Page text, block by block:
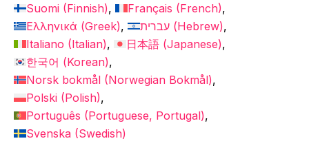
Suomi (Finnish) Français (French)
Ελληνικά (Greek) עברית (Hebrew)
Italiano (Italian) 日本語 (Japanese)
한국어 (Korean)
Norsk bokmål (Norwegian Bokmål)
Polski (Polish)
Português (Portuguese, Portugal)
Svenska (Swedish)